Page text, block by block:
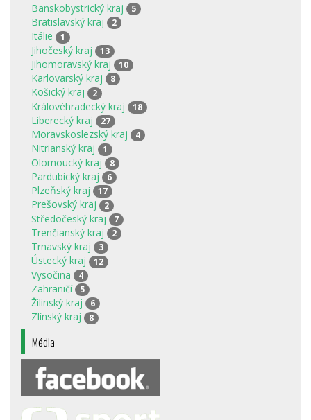
Banskobystrický kraj 5
Bratislavský kraj 2
Itálie 1
Jihočeský kraj 13
Jihomoravský kraj 10
Karlovarský kraj 8
Košický kraj 2
Královéhradecký kraj 18
Liberecký kraj 27
Moravskoslezský kraj 4
Nitrianský kraj 1
Olomoucký kraj 8
Pardubický kraj 6
Plzeňský kraj 17
Prešovský kraj 2
Středočeský kraj 7
Trenčianský kraj 2
Trnavský kraj 3
Ústecký kraj 12
Vysočina 4
Zahraničí 5
Žilinský kraj 6
Zlínský kraj 8
Média